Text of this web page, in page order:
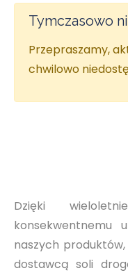
Tymczasowo
Przepraszamy,
chwilowo
Dzięki
konsekwentnemu
naszych
dostawcą soli